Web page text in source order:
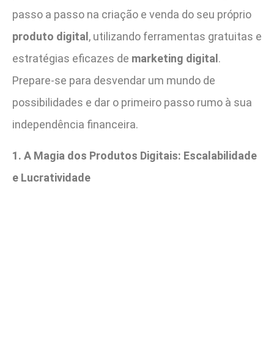
passo a passo na criação e venda do seu próprio
produto digital , utilizando ferramentas gratuitas e
estratégias eficazes de marketing digital .
Prepare-se para desvendar um mundo de
possibilidades e dar o primeiro passo rumo à sua
independência financeira.
1. A Magia dos Produtos Digitais: Escalabilidade
e Lucratividade